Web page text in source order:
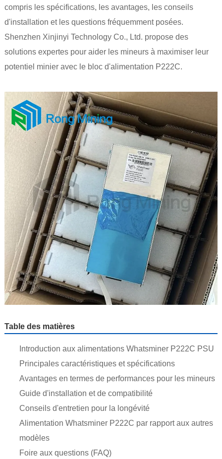
compris les spécifications, les avantages, les conseils
d'installation et les questions fréquemment posées.
Shenzhen Xinjinyi Technology Co., Ltd. propose des
solutions expertes pour aider les mineurs à maximiser leur
potentiel minier avec le bloc d'alimentation P222C.
Table des matières
Introduction aux alimentations Whatsminer P222C PSU
Principales caractéristiques et spécifications
Avantages en termes de performances pour les mineurs
Guide d'installation et de compatibilité
Conseils d'entretien pour la longévité
Alimentation Whatsminer P222C par rapport aux autres
modèles
Foire aux questions (FAQ)